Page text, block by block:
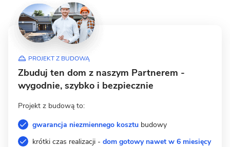
PROJEKT Z BUDOWĄ
Zbuduj ten dom z naszym Partnerem -
wygodnie, szybko i bezpiecznie
Projekt z budową to:
gwarancja niezmiennego kosztu budowy
krótki czas realizacji - dom gotowy nawet w 6 miesięcy